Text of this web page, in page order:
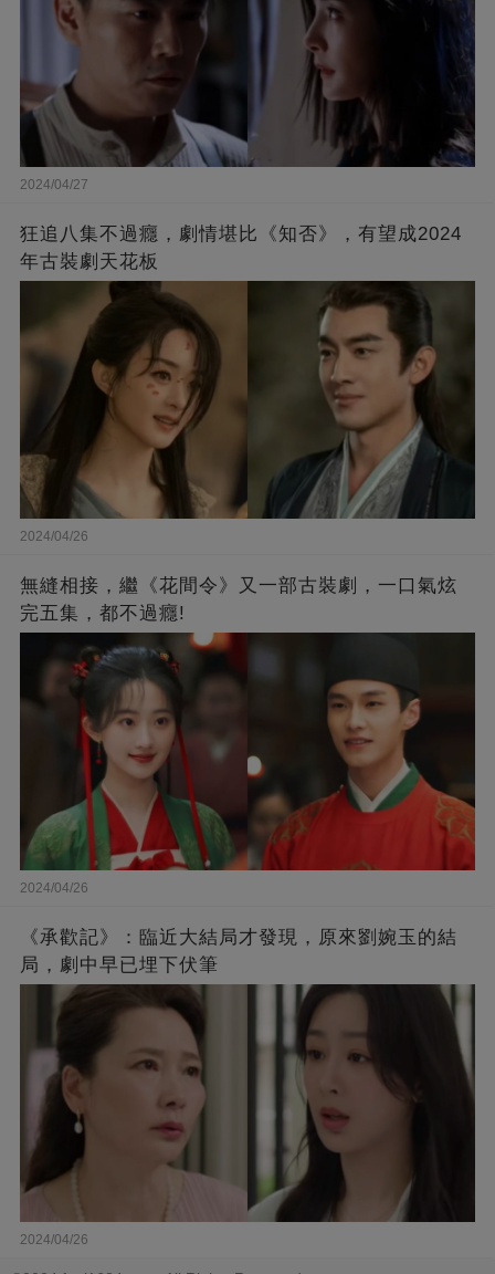
2024/04/27
狂追八集不過癮，劇情堪比《知否》，有望成2024
年古裝劇天花板
2024/04/26
無縫相接，繼《花間令》又一部古裝劇，一口氣炫
完五集，都不過癮!
2024/04/26
《承歡記》：臨近大結局才發現，原來劉婉玉的結
局，劇中早已埋下伏筆
2024/04/26